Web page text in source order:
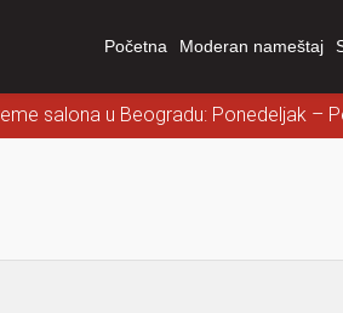
Početna Moderan nameštaj
salona u Beogradu: Ponedeljak –